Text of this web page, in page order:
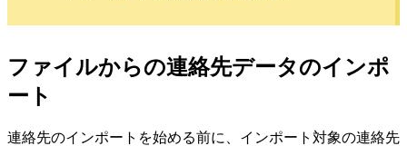
ファイルからの連絡先データのインポ
ート
連絡先のインポートを始める前に、インポート対象の連絡先